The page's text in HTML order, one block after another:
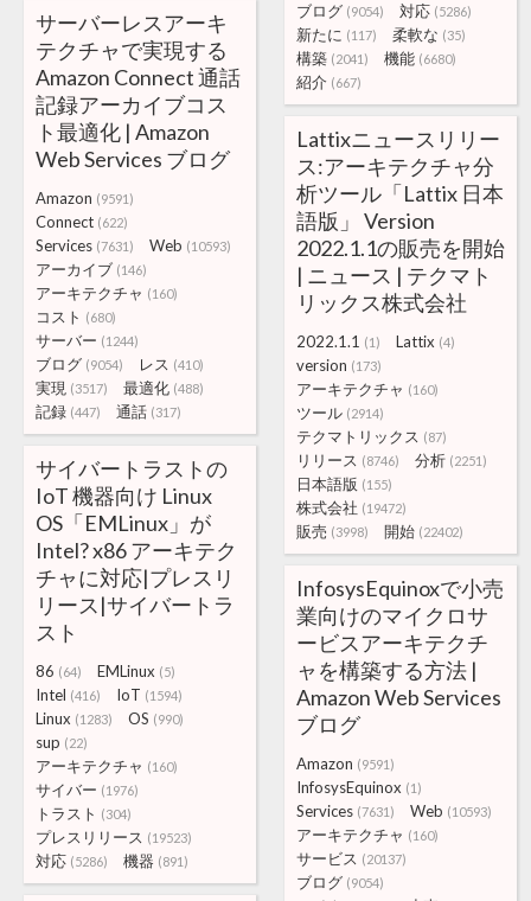
ブログ (9054) 対応 (5286)
新たに (117) 柔軟な (35)
構築 (2041) 機能 (6680)
紹介 (667)
サーバーレスアーキ
テクチャで実現する
Amazon Connect 通話
記録アーカイブコス
ト最適化 | Amazon
Web Services ブログ
Amazon (9591)
Connect (622)
Services (7631) Web (10593)
アーカイブ (146)
アーキテクチャ (160)
コスト (680)
サーバー (1244)
ブログ (9054) レス (410)
実現 (3517) 最適化 (488)
記録 (447) 通話 (317)
Lattixニュースリリー
ス:アーキテクチャ分
析ツール「Lattix 日本
語版」 Version
2022.1.1の販売を開始
| ニュース | テクマト
リックス株式会社
2022.1.1 (1) Lattix (4)
version (173)
アーキテクチャ (160)
ツール (2914)
テクマトリックス (87)
リリース (8746) 分析 (2251)
日本語版 (155)
株式会社 (19472)
販売 (3998) 開始 (22402)
サイバートラストの
IoT 機器向け Linux
OS「EMLinux」が
Intel? x86 アーキテク
チャに対応|プレスリ
リース|サイバートラ
スト
86 (64) EMLinux (5)
Intel (416) IoT (1594)
Linux (1283) OS (990)
sup (22)
アーキテクチャ (160)
サイバー (1976)
トラスト (304)
プレスリリース (19523)
対応 (5286) 機器 (891)
InfosysEquinoxで小売
業向けのマイクロサ
ービスアーキテクチ
ャを構築する方法 |
Amazon Web Services
ブログ
Amazon (9591)
InfosysEquinox (1)
Services (7631) Web (10593)
アーキテクチャ (160)
サービス (20137)
ブログ (9054)